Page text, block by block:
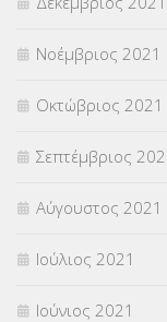
Νοέμβριος 2021
Οκτώβριος 2021
Σεπτέμβριος
Αύγουστος 2021
Ιούλιος 2021
Ιούνιος 2021